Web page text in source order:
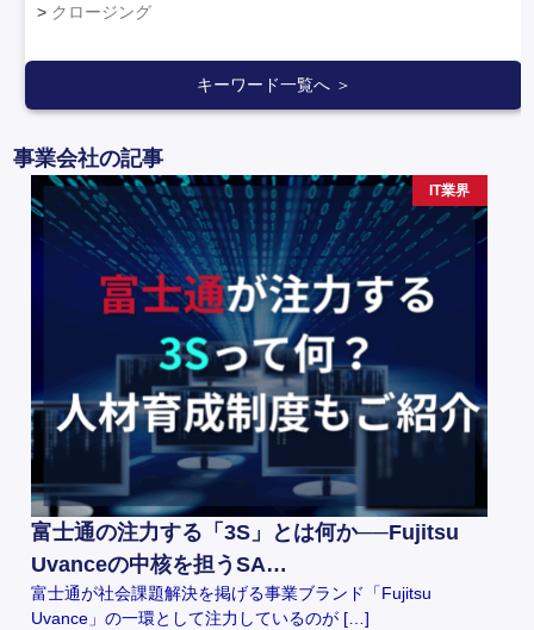
クロージング
キーワード一覧へ ＞
事業会社の記事
IT業界
富士通の注力する「3S」とは何か──Fujitsu
Uvanceの中核を担うSA…
富士通が社会課題解決を掲げる事業ブランド「Fujitsu
Uvance」の一環として注力しているのが […]